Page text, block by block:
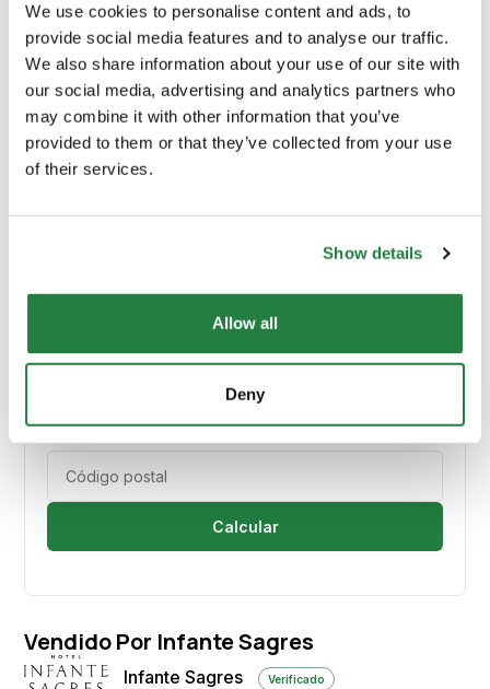
We use cookies to personalise content and ads, to
provide social media features and to analyse our traffic.
We also share information about your use of our site with
our social media, advertising and analytics partners who
may combine it with other information that you’ve
provided to them or that they’ve collected from your use
of their services.
Show details
Allow all
Deny
Comprimento (cm) 40.00
Material Principal Metal
Cor
Envio e Entrega
Calcular custos de envio:
Calcular
Vendido Por Infante Sagres
Infante Sagres Verificado